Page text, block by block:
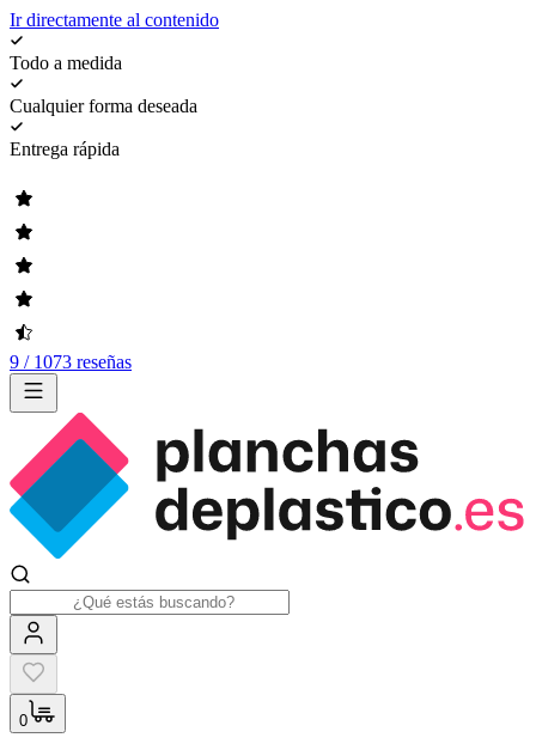
Ir directamente al contenido
Todo a medida
Cualquier forma deseada
Entrega rápida
9 / 1073 reseñas
0